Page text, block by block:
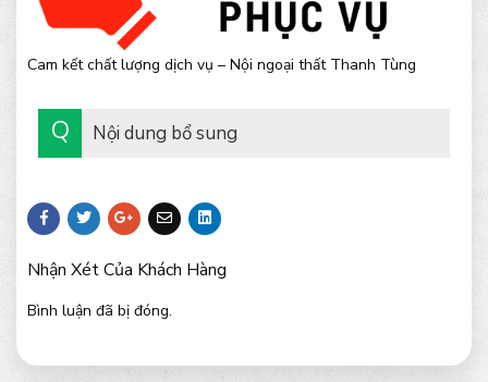
Cam kết chất lượng dịch vụ – Nội ngoại thất Thanh Tùng
Nội dung bổ sung
Nhận Xét Của Khách Hàng
Bình luận đã bị đóng.